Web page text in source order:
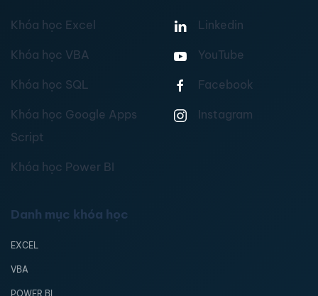
Khóa học Excel
Khóa học VBA
Khóa học SQL
Khóa học Google Apps
Script
Khóa học Power BI
Linkedin
YouTube
Facebook
Instagram
Danh mục khóa học
EXCEL
VBA
POWER BI